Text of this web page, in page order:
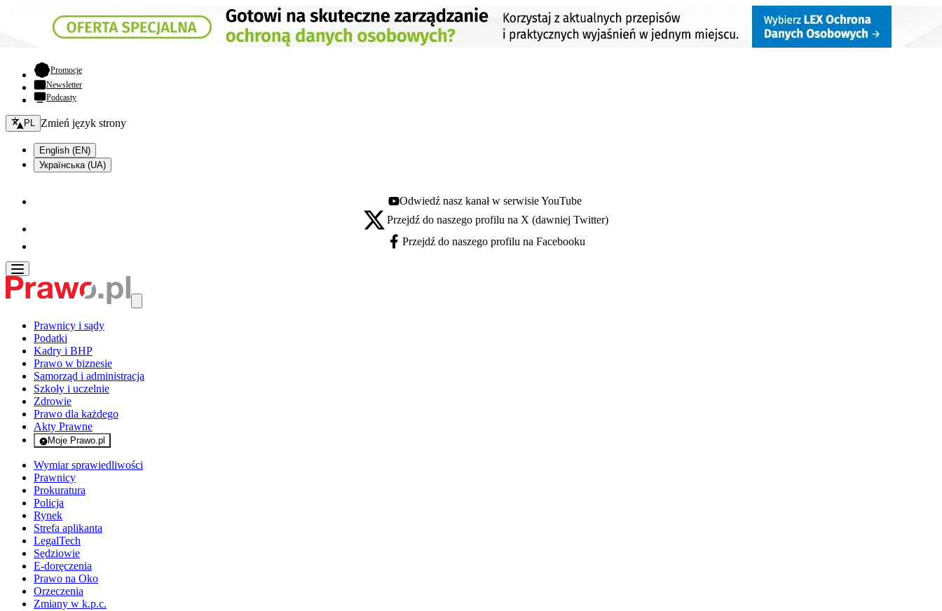
Promocje- otwiera się w nowej karcie
Newsletter
Podcasty
Zmień język - bieżący:
PL Zmień język strony
English (EN)
Українська (UA)
Youtube - otwiera się w nowej karcie
Odwiedź nasz kanał w serwisie YouTube
X - otwiera się w nowej karcie
Przejdź do naszego profilu na X (dawniej Twitter)
Facebook - otwiera się w nowej karcie
Przejdź do naszego profilu na Facebooku
Prawnicy i sądy
Podatki
Kadry i BHP
Prawo w biznesie
Samorząd i administracja
Szkoły i uczelnie
Zdrowie
Prawo dla każdego
Akty Prawne
Moje Prawo.pl
- rejestracja i logowanie do serwisu
Wymiar sprawiedliwości
Prawnicy
Prokuratura
Policja
Rynek
Strefa aplikanta
LegalTech
Sędziowie
E-doręczenia
Prawo na Oko
Orzeczenia
Zmiany w k.p.c.